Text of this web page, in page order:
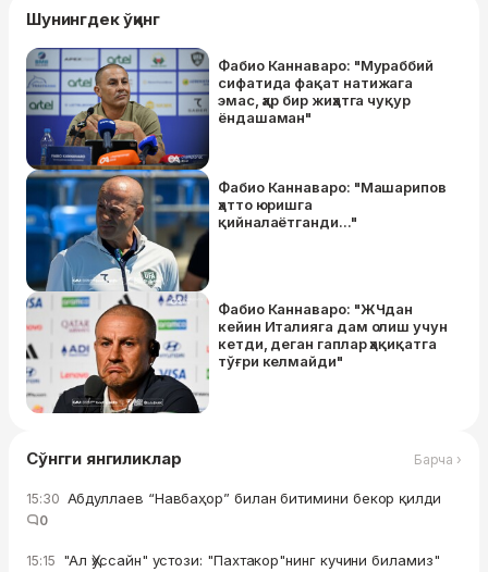
Шунингдек ўқинг
Фабио Каннаваро: "Мураббий
сифатида фақат натижага
эмас, ҳар бир жиҳатга чуқур
ёндашаман"
Фабио Каннаваро: "Машарипов
ҳатто юришга
қийналаётганди..."
Фабио Каннаваро: "ЖЧдан
кейин Италияга дам олиш учун
кетди, деган гаплар ҳақиқатга
тўғри келмайди"
Сўнгги янгиликлар Барча ›
15:30 Абдуллаев “Навбаҳор” билан битимини бекор қилди
0
15:15 "Ал Ҳуссайн" устози: "Пахтакор"нинг кучини биламиз"